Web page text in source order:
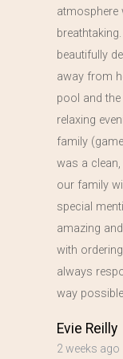
atmosphere
beautifully
away from
pool and
relaxing
family
was a
our family
special
amazing
with
always
way
Evie Reilly
2 weeks ago